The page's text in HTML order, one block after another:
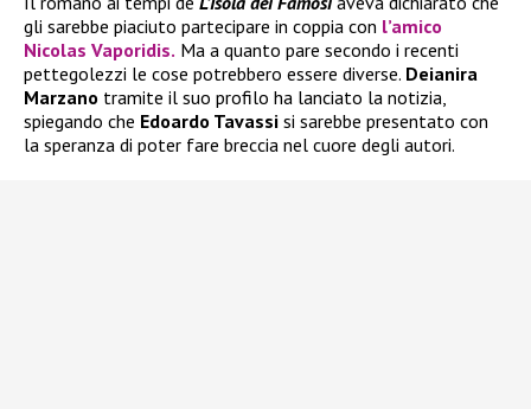
gli sarebbe piaciuto partecipare in coppia con l’amico
Nicolas Vaporidis. Ma a quanto pare secondo i recenti
pettegolezzi le cose potrebbero essere diverse. Deianira
Marzano tramite il suo profilo ha lanciato la notizia,
spiegando che Edoardo Tavassi si sarebbe presentato con
la speranza di poter fare breccia nel cuore degli autori.